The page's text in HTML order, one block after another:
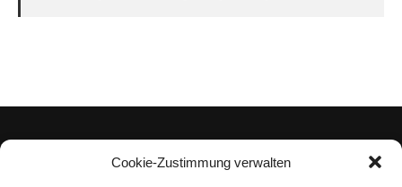
Cookie-Zustimmung verwalten